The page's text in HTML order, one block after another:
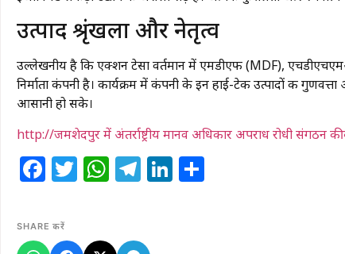
​उत्पाद श्रृंखला और नेतृत्व
उल्लेखनीय है कि एक्शन टेसा वर्तमान में एमडीएफ (MDF),
निर्माता कंपनी है। कार्यक्रम में कंपनी के इन हाई-टेक उत्पादों की
आसानी हो सके।
http://जमशेदपुर में अंतर्राष्ट्रीय मानव अधिकार अपराध रोधी संगठन
Facebook
Twitter
WhatsApp
Telegram
LinkedIn
SHARE करें